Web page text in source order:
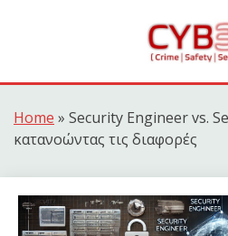
CYB3R
Home » Security Engineer vs.
κατανοώντας τις διαφορές